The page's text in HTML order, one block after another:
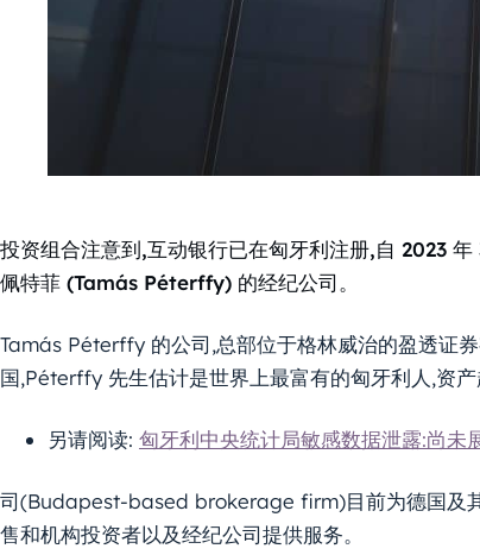
投资组合注意到,互动银行已在匈牙利注册,自 2023
佩特菲 (Tamás Péterffy) 的经纪公司。
Tamás Péterffy 的公司,总部位于格林威治的盈透证
国,Péterffy 先生估计是世界上最富有的匈牙利人,资
另请阅读: 匈牙利中央统计局敏感数据泄露:尚未
司(Budapest-based brokerage firm)目前为德国及
售和机构投资者以及经纪公司提供服务。